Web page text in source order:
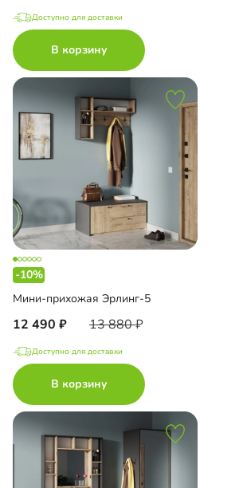
Доступно для доставки
В корзину
-10%
Мини-прихожая Эрлинг-5
12 490 13 880
Доступно для доставки
В корзину